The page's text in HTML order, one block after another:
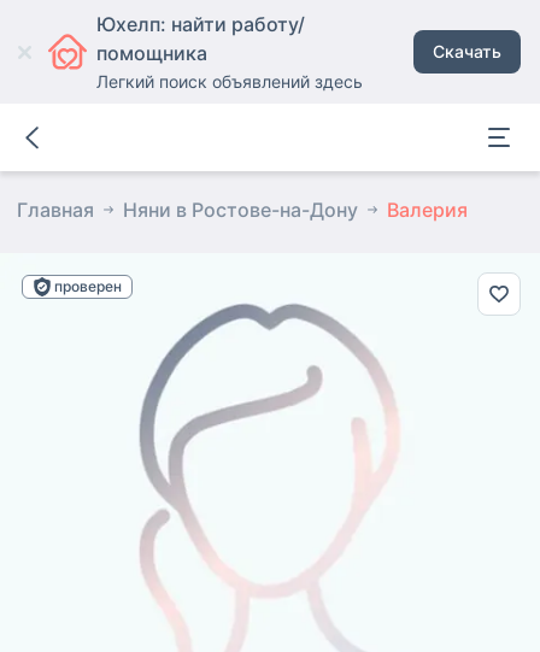
Юхелп: найти работу/
помощника
Легкий поиск объявлений здесь
Скачать
Главная Няни в Ростове-на-Дону Валерия
проверен